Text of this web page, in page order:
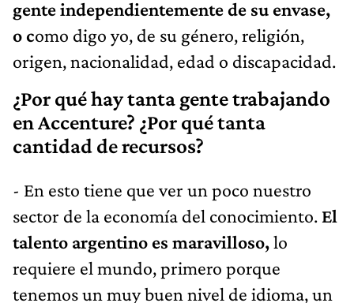
gente independientemente de su envase,
o como digo yo, de su género, religión,
origen, nacionalidad, edad o discapacidad.
¿Por qué hay tanta gente trabajando
en Accenture? ¿Por qué tanta
cantidad de recursos?
- En esto tiene que ver un poco nuestro
sector de la economía del conocimiento. El
talento argentino es maravilloso,lo
requiere el mundo, primero porque
tenemos un muy buen nivel de idioma, un